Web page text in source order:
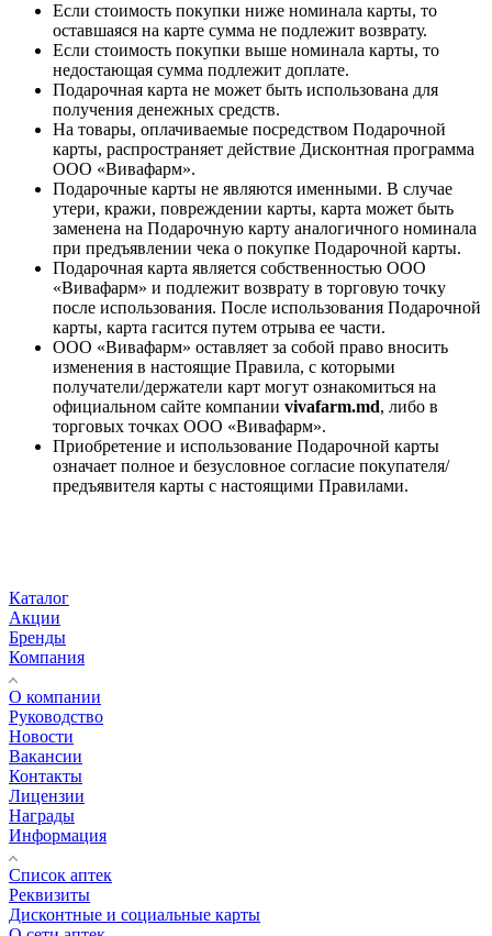
Если стоимость покупки ниже номинала карты, то
оставшаяся на карте сумма не подлежит возврату.
Если стоимость покупки выше номинала карты, то
недостающая сумма подлежит доплате.
Подарочная карта не может быть использована для
получения денежных средств.
На товары, оплачиваемые посредством Подарочной
карты, распространяет действие Дисконтная программа
ООО «Вивафарм».
Подарочные карты не являются именными. В случае
утери, кражи, повреждении карты, карта может быть
заменена на Подарочную карту аналогичного номинала
при предъявлении чека о покупке Подарочной карты.
Подарочная карта является собственностью ООО
«Вивафарм» и подлежит возврату в торговую точку
после использования. После использования Подарочной
карты, карта гасится путем отрыва ее части.
ООО «Вивафарм» оставляет за собой право вносить
изменения в настоящие Правила, с которыми
получатели/держатели карт могут ознакомиться на
официальном сайте компании vivafarm.md, либо в
торговых точках ООО «Вивафарм».
Приобретение и использование Подарочной карты
означает полное и безусловное согласие покупателя/
предъявителя карты с настоящими Правилами.
Каталог
Акции
Бренды
Компания
О компании
Руководство
Новости
Вакансии
Контакты
Лицензии
Награды
Информация
Список аптек
Реквизиты
Дисконтные и социальные карты